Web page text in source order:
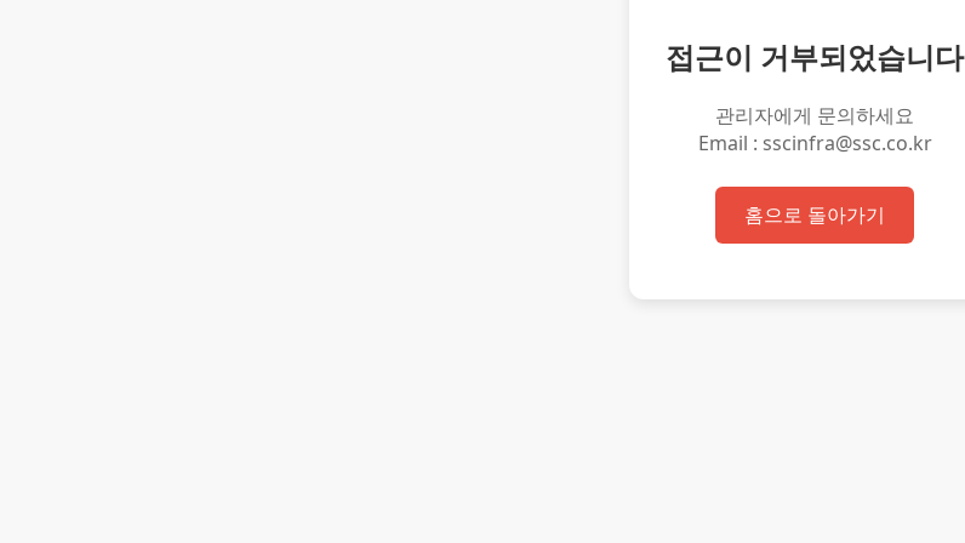
접근이 거부되었습니다
관리자에게 문의하세요
Email : sscinfra@ssc.co.kr
홈으로 돌아가기